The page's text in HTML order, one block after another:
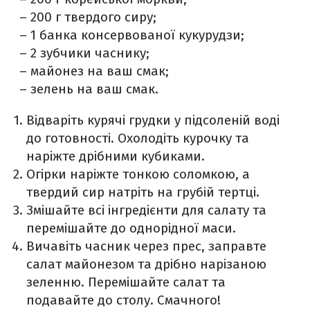
– 200 г твердого сиру;
– 1 банка консервованої кукурудзи;
– 2 зубчики часнику;
– майонез на ваш смак;
– зелень на ваш смак.
Відваріть курячі грудки у підсоленій воді
до готовності. Охолодіть курочку та
наріжте дрібними кубиками.
Огірки наріжте тонкою соломкою, а
твердий сир натріть на грубій тертці.
Змішайте всі інгредієнти для салату та
перемішайте до однорідної маси.
Вичавіть часник через прес, заправте
салат майонезом та дрібно нарізаною
зеленню. Перемішайте салат та
подавайте до столу. Смачного!